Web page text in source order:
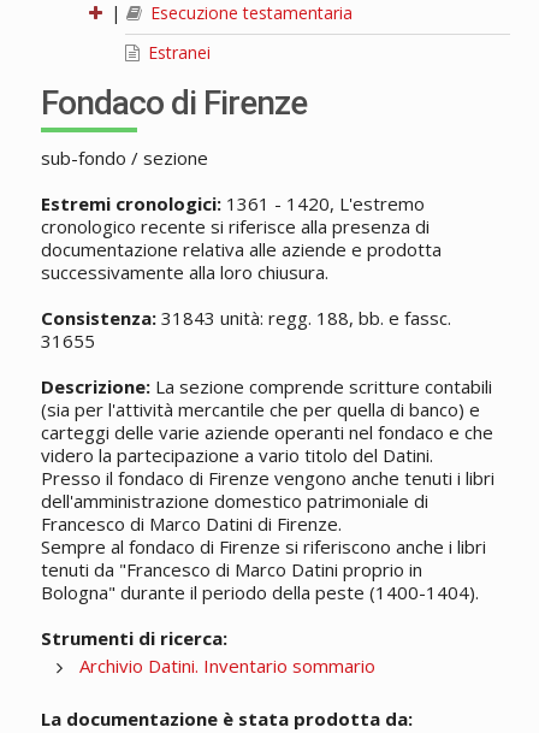
|
Esecuzione testamentaria
Estranei
Fondaco di Firenze
sub-fondo / sezione
Estremi cronologici:1361 - 1420, L'estremo
cronologico recente si riferisce alla presenza di
documentazione relativa alle aziende e prodotta
successivamente alla loro chiusura.
Consistenza:31843 unità: regg. 188, bb. e fassc.
31655
Descrizione:La sezione comprende scritture contabili
(sia per l'attività mercantile che per quella di banco) e
carteggi delle varie aziende operanti nel fondaco e che
videro la partecipazione a vario titolo del Datini.
Presso il fondaco di Firenze vengono anche tenuti i libri
dell'amministrazione domestico patrimoniale di
Francesco di Marco Datini di Firenze.
Sempre al fondaco di Firenze si riferiscono anche i libri
tenuti da "Francesco di Marco Datini proprio in
Bologna" durante il periodo della peste (1400-1404).
Strumenti di ricerca:
Archivio Datini. Inventario sommario
La documentazione è stata prodotta da: